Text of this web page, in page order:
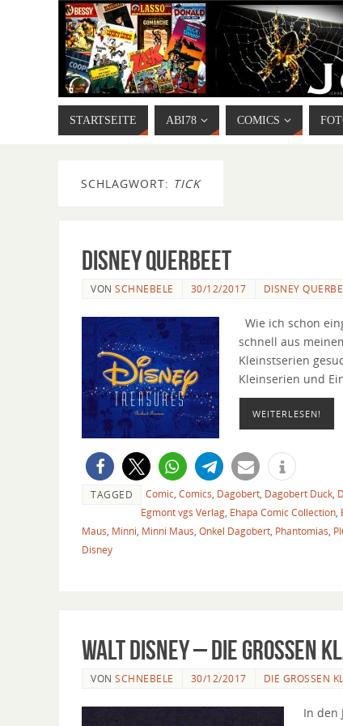
STARTSEITE ABI78 COMICS
SCHLAGWORT: TICK
Disney Querbeet
VON SCHNEBELE 30/12/2017 DISNEY
Wie ich schon
schnell aus
Kleinstserien
Kleinserien und
WEITERLESEN!
TAGGED Comic Comics Dagobert Dagobert Duck
Egmont vgs Verlag Ehapa Comic Collection
Maus Minni Minni Maus Onkel Dagobert Phantomias
Disney
Walt Disney – Die großen
VON SCHNEBELE 30/12/2017 DIE GROSSEN
In den